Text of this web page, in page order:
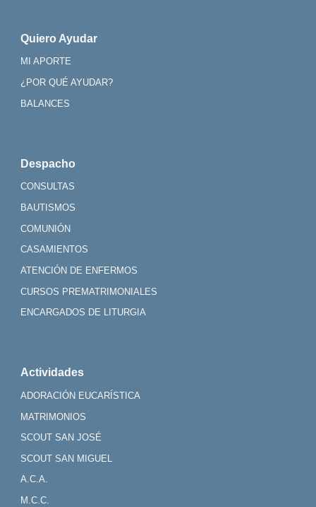
Quiero Ayudar
MI APORTE
¿POR QUÉ AYUDAR?
BALANCES
Despacho
CONSULTAS
BAUTISMOS
COMUNIÓN
CASAMIENTOS
ATENCIÓN DE ENFERMOS
CURSOS PREMATRIMONIALES
ENCARGADOS DE LITURGIA
Actividades
ADORACIÓN EUCARÍSTICA
MATRIMONIOS
SCOUT SAN JOSÉ
SCOUT SAN MIGUEL
A.C.A.
M.C.C.